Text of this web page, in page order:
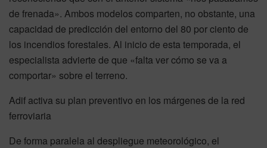
de frenada». Ambos modelos comparten, no obstante, una
capacidad de predicción del entorno del 80 por ciento de
los incendios forestales. Al inicio de esta temporada, el
especialista advierte de que «falta ver cómo se va a
comportar» sobre el terreno.
Adif activa su plan preventivo en los márgenes de la red
ferroviaria
De forma paralela al despliegue meteorológico, el